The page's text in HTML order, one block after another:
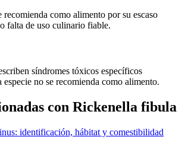
como alimento por su escaso
falta de uso culinario fiable.
síndromes tóxicos específicos
especie no se recomienda como alimento.
con Rickenella fibula